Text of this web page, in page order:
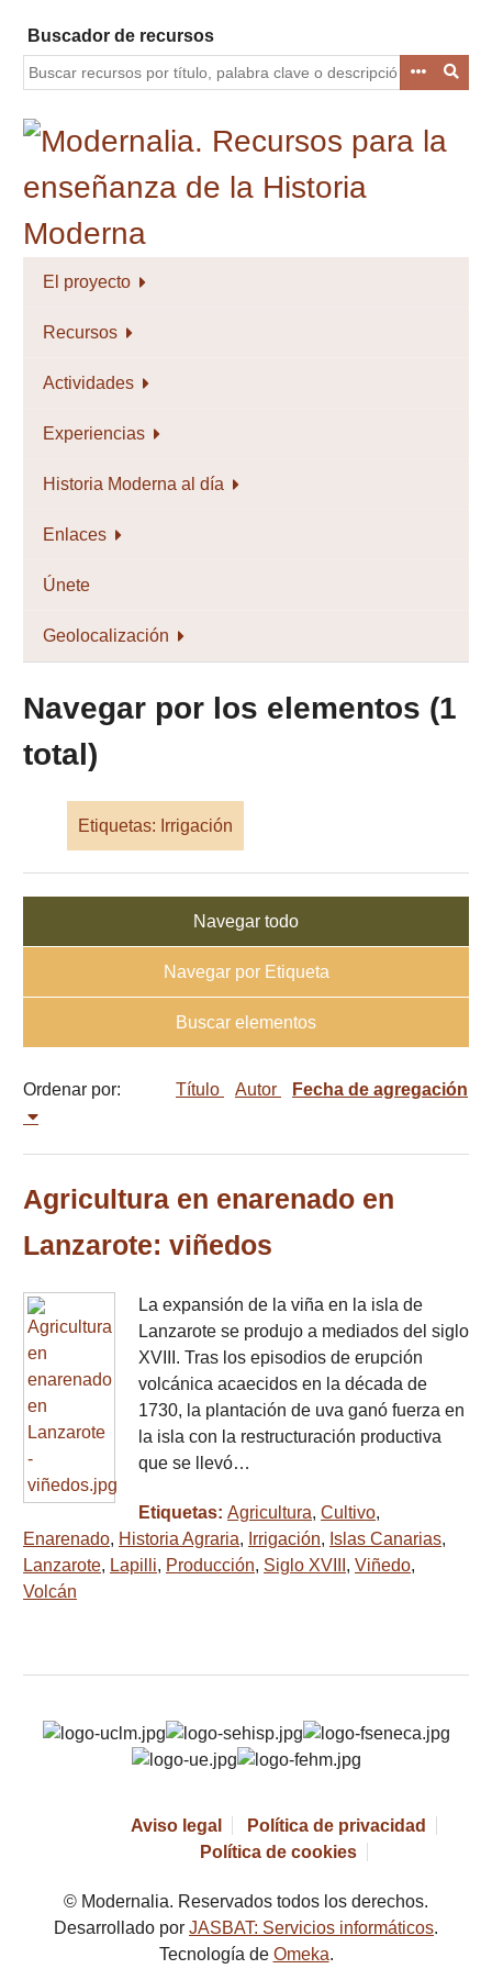
contenido
principal
Buscador de recursos
El proyecto
Recursos
Actividades
Experiencias
Historia Moderna al día
Enlaces
Únete
Geolocalización
Navegar por los elementos (1
total)
Etiquetas: Irrigación
Navegar todo
Navegar por Etiqueta
Buscar elementos
Ordenar por: Título Autor Fecha de agregación
Agricultura en enarenado en
Lanzarote: viñedos
La expansión de la viña en la isla de
Lanzarote se produjo a mediados del siglo
XVIII. Tras los episodios de erupción
volcánica acaecidos en la década de
1730, la plantación de uva ganó fuerza en
la isla con la restructuración productiva
que se llevó…
Etiquetas: Agricultura, Cultivo,
Enarenado, Historia Agraria, Irrigación, Islas Canarias,
Lanzarote, Lapilli, Producción, Siglo XVIII , Viñedo,
Volcán
Aviso legal
Política de privacidad
Política de cookies
© Modernalia. Reservados todos los derechos.
Desarrollado por JASBAT: Servicios informáticos.
Tecnología de Omeka.